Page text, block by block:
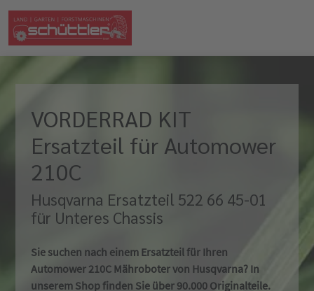
VORDERRAD KIT
Ersatzteil für Automower
210C
Husqvarna Ersatzteil 522 66 45-01
für Unteres Chassis
Sie suchen nach einem Ersatzteil für Ihren
Automower 210C Mähroboter von Husqvarna? In
unserem Shop finden Sie über 90.000 Originalteile.